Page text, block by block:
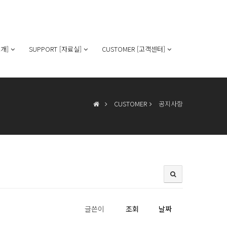
] SUPPORT [자료실] CUSTOMER [고객센터]
CUSTOMER 공지사항
글쓴이 조회 날짜